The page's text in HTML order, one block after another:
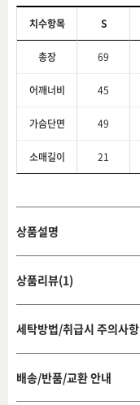
치수항목 S
총장 69
어깨너비 45
가슴단면 49
소매길이 21
상품설명
상품리뷰(1)
세탁방법/취급시 주의사항
배송/반품/교환 안내